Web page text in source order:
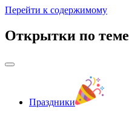
Перейти к содержимому
Открытки по теме
Праздники